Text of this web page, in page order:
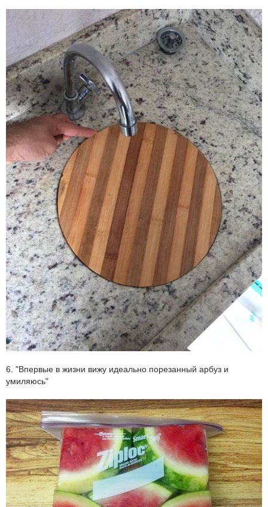
6. "Впервые в жизни вижу идеально порезанный арбуз и
умиляюсь"